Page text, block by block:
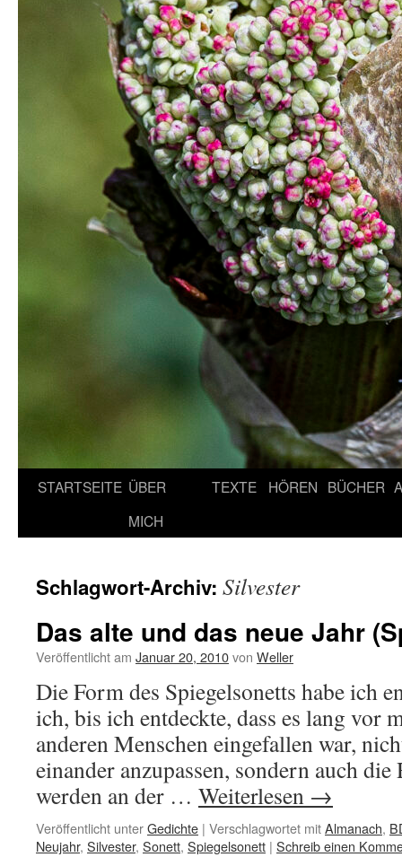
STARTSEITE ÜBER
MICH
TEXTE HÖREN BÜCHER
Schlagwort-Archiv: Silvester
Das alte und das neue Jahr
Veröffentlicht am Januar 20, 2010von Weller
Die Form des Spiegelsonetts habe ich
ich, bis ich entdeckte, dass es lang vor
anderen Menschen eingefallen war,
einander anzupassen, sondern auch
werden an der … Weiterlesen →
Veröffentlicht unterGedichte | Verschlagwortet mitAlmanach,
Neujahr, Silvester, Sonett, Spiegelsonett | Schreib einen